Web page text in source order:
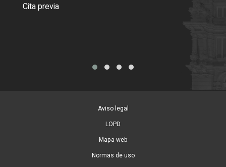
Cita previa
Aviso legal
LOPD
Mapa web
Normas de uso